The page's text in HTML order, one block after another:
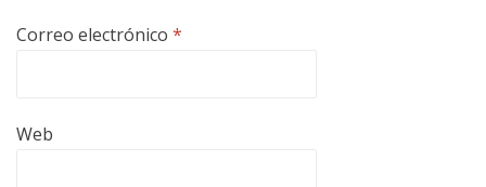
Correo electrónico *
Web